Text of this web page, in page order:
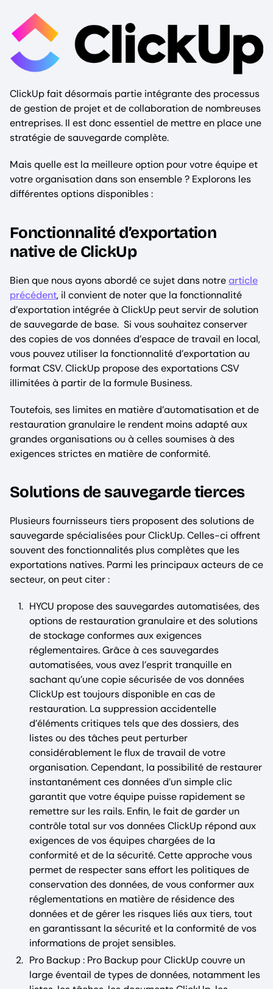
ClickUp fait désormais partie intégrante des processus
de gestion de projet et de collaboration de nombreuses
entreprises. Il est donc essentiel de mettre en place une
stratégie de sauvegarde complète.
Mais quelle est la meilleure option pour votre équipe et
votre organisation dans son ensemble ? Explorons les
différentes options disponibles :
Fonctionnalité d’exportation
native de ClickUp
Bien que nous ayons abordé ce sujet dans notrearticle
précédent, il convient de noter que la fonctionnalité
d’exportation intégrée à ClickUp peut servir de solution
de sauvegarde de base. Si vous souhaitez conserver
des copies de vos données d’espace de travail en local,
vous pouvez utiliser la fonctionnalité d’exportation au
format CSV. ClickUp propose des exportations CSV
illimitées à partir de la formule Business.
Toutefois, ses limites en matière d’automatisation et de
restauration granulaire le rendent moins adapté aux
grandes organisations ou à celles soumises à des
exigences strictes en matière de conformité.
Solutions de sauvegarde tierces
Plusieurs fournisseurs tiers proposent des solutions de
sauvegarde spécialisées pour ClickUp. Celles-ci offrent
souvent des fonctionnalités plus complètes que les
exportations natives. Parmi les principaux acteurs de ce
secteur, on peut citer :
HYCU propose des sauvegardes automatisées, des
options de restauration granulaire et des solutions
de stockage conformes aux exigences
réglementaires. Grâce à ces sauvegardes
automatisées, vous avez l’esprit tranquille en
sachant qu’une copie sécurisée de vos données
ClickUp est toujours disponible en cas de
restauration. La suppression accidentelle
d’éléments critiques tels que des dossiers, des
listes ou des tâches peut perturber
considérablement le flux de travail de votre
organisation. Cependant, la possibilité de restaurer
instantanément ces données d’un simple clic
garantit que votre équipe puisse rapidement se
remettre sur les rails. Enfin, le fait de garder un
contrôle total sur vos données ClickUp répond aux
exigences de vos équipes chargées de la
conformité et de la sécurité. Cette approche vous
permet de respecter sans effort les politiques de
conservation des données, de vous conformer aux
réglementations en matière de résidence des
données et de gérer les risques liés aux tiers, tout
en garantissant la sécurité et la conformité de vos
informations de projet sensibles. ‍
Pro Backup : Pro Backup pour ClickUp couvre un
large éventail de types de données, notamment les